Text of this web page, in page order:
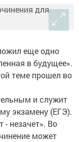
еще одно
в будущее».
теме прошел во
и служит
экзамену (ЕГЭ).
- незачет». Во
может